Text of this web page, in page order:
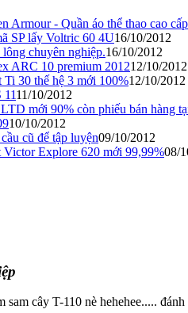
Armour - Quần áo thể thao cao cấp
SP lấy Voltric 60 4U16/10/2012
lông chuyên nghiệp.16/10/2012
ARC 10 premium 201212/10/2012
Ti 30 thế hệ 3 mới 100%12/10/2012
11/10/2012
mới 90% còn phiếu bán hàng
10/10/2012
cũ để tập luyện09/10/2012
Explore 620 mới 99,99%08/
sam cây T-110 nè hehehee.....